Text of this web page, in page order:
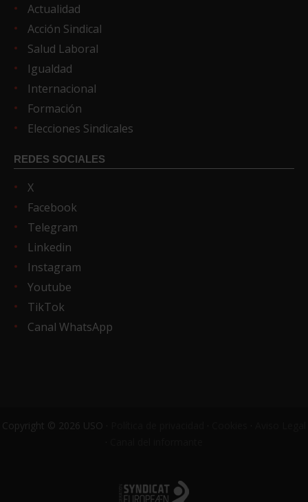
Actualidad
Acción Sindical
Salud Laboral
Igualdad
Internacional
Formación
Elecciones Sindicales
REDES SOCIALES
X
Facebook
Telegram
Linkedin
Instagram
Youtube
TikTok
Canal WhatsApp
Copyright © 2026 USO ·